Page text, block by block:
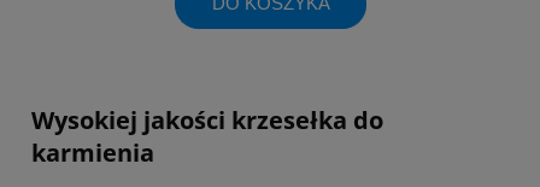
Wysokiej jakości krzesełka do
karmienia